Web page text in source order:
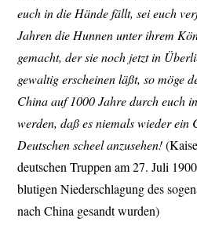
euch in die Hände fällt, sei euch
Jahren die Hunnen unter ihrem
gemacht, der sie noch jetzt in
gewaltig erscheinen läßt, so möge
China auf 1000 Jahre durch euch
werden, daß es niemals wieder ein
Deutschen scheel anzusehen!
deutschen Truppen am 27. Juli
blutigen Niederschlagung des
nach China gesandt wurden)